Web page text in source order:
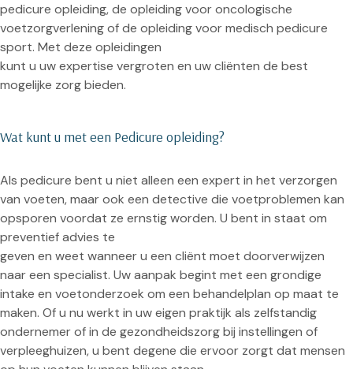
pedicure opleiding, de opleiding voor oncologische
voetzorgverlening of de opleiding voor medisch pedicure
sport. Met deze opleidingen
kunt u uw expertise vergroten en uw cliënten de best
mogelijke zorg bieden.
Wat kunt u met een Pedicure opleiding?
Als pedicure bent u niet alleen een expert in het verzorgen
van voeten, maar ook een detective die voetproblemen kan
opsporen voordat ze ernstig worden. U bent in staat om
preventief advies te
geven en weet wanneer u een cliënt moet doorverwijzen
naar een specialist. Uw aanpak begint met een grondige
intake en voetonderzoek om een behandelplan op maat te
maken. Of u nu werkt in uw eigen praktijk als zelfstandig
ondernemer of in de gezondheidszorg bij instellingen of
verpleeghuizen, u bent degene die ervoor zorgt dat mensen